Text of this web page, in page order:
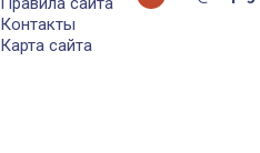
Контакты
Карта сайта